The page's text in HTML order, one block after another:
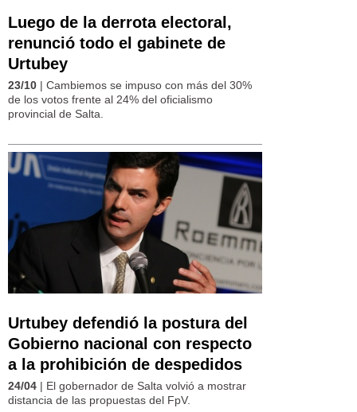
Luego de la derrota electoral,
renunció todo el gabinete de
Urtubey
23/10 | Cambiemos se impuso con más del 30%
de los votos frente al 24% del oficialismo
provincial de Salta.
Urtubey defendió la postura del
Gobierno nacional con respecto
a la prohibición de despedidos
24/04 | El gobernador de Salta volvió a mostrar
distancia de las propuestas del FpV.